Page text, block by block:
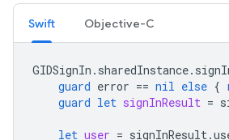
Swift Objective-C
GIDSignIn . sharedInstance.
guard error == nil else {
guard let signInResult =
let user = signInResult.